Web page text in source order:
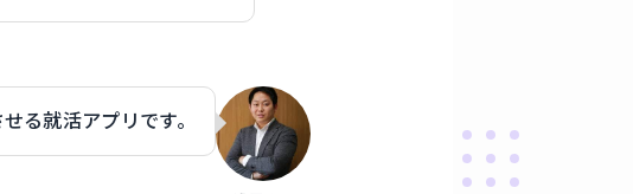
る就活アプリです。